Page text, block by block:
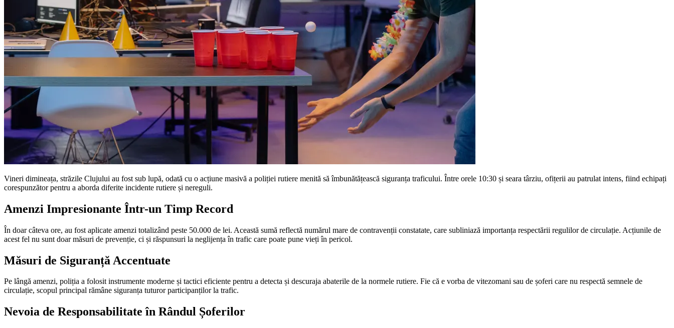
Vineri dimineața, străzile Clujului au fost sub lupă, odată cu o acțiune masivă a poliției rutiere menită să îmbunătățească siguranța traficului. Între orele 10:30 și seara târziu, ofițerii au patrulat intens, fiind echipați
corespunzător pentru a aborda diferite incidente rutiere și nereguli.
Amenzi Impresionante Într-un Timp Record
În doar câteva ore, au fost aplicate amenzi totalizând peste 50.000 de lei. Această sumă reflectă numărul mare de contravenții constatate, care subliniază importanța respectării regulilor de circulație. Acțiunile de
acest fel nu sunt doar măsuri de prevenție, ci și răspunsuri la neglijența în trafic care poate pune vieți în pericol.
Măsuri de Siguranță Accentuate
Pe lângă amenzi, poliția a folosit instrumente moderne și tactici eficiente pentru a detecta și descuraja abaterile de la normele rutiere. Fie că e vorba de vitezomani sau de șoferi care nu respectă semnele de
circulație, scopul principal rămâne siguranța tuturor participanților la trafic.
Nevoia de Responsabilitate în Rândul Șoferilor